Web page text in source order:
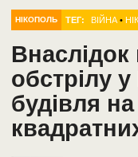
НІКОПОЛЬ ТЕГ: ВІЙНА •
обстрілу у
будівля